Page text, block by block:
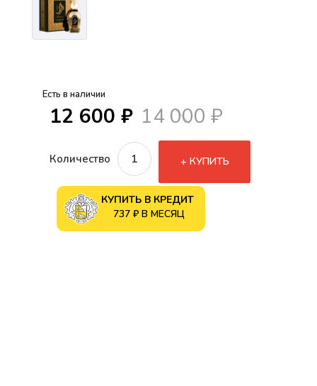
Есть в наличии
12 600 ₽ 14 000 ₽
Количество КУПИТЬ
КУПИТЬ В КРЕДИТ
737 ₽ В МЕСЯЦ